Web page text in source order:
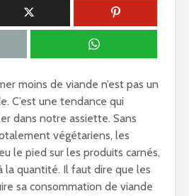
moins de viande n’est pas un
C’est une tendance qui
dans notre assiette. Sans
végétariens, les
le pied sur les produits carnés,
la quantité. Il faut dire que les
sa consommation de viande